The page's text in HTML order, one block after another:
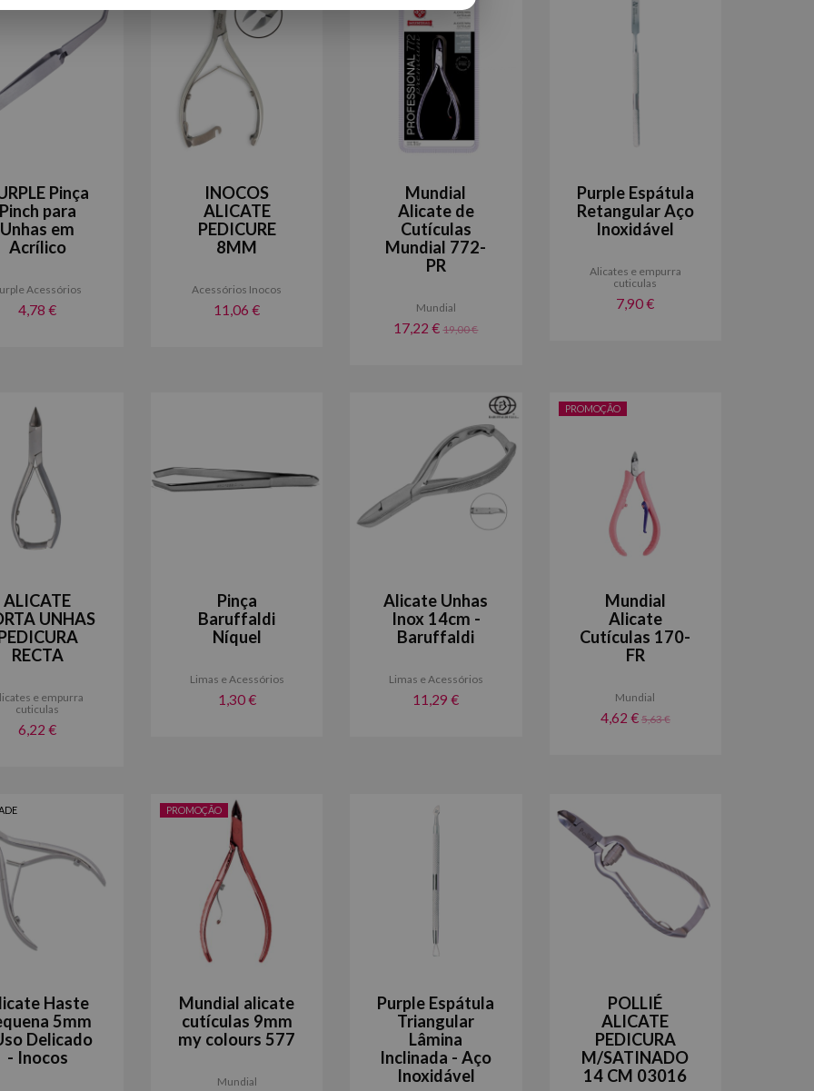
Pinça
Pinch para
Unhas em
Acrílico
Acessórios
4,78 €
INOCOS
ALICATE
PEDICURE
8MM
Acessórios Inocos
11,06 €
Mundial
Alicate de
Cutículas
Mundial 772-
PR
Mundial
17,22 €19,00 €
Purple Espátula
Retangular Aço
Inoxidável
Alicates e empurra
cuticulas
7,90 €
ALICATE
UNHAS
RECTA
e empurra
cuticulas
6,22 €
Pinça
Baruffaldi
Níquel
Limas e Acessórios
1,30 €
Alicate Unhas
Inox 14cm -
Baruffaldi
Limas e Acessórios
11,29 €
PROMOÇÃO
Mundial
Alicate
Cutículas 170-
FR
Mundial
4,62 € 5,63 €
Haste
5mm
Delicado
- Inocos
PROMOÇÃO
Mundial alicate
cutículas 9mm
my colours 577
Mundial
Purple Espátula
Triangular
Lâmina
Inclinada - Aço
Inoxidável
POLLIÉ
ALICATE
PEDICURA
M/SATINADO
14 CM 03016